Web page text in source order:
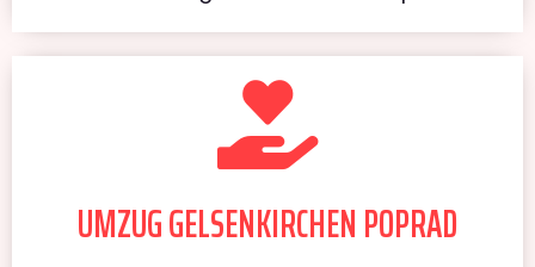
UMZUG GELSENKIRCHEN POPRAD